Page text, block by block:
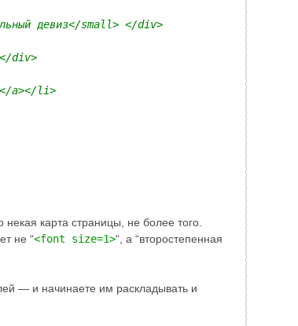
девиз</small> </div>
div>
a></li>
карта страницы, не более того.
не “<font size=1>“, а “второстепенная
— и начинаете им раскладывать и